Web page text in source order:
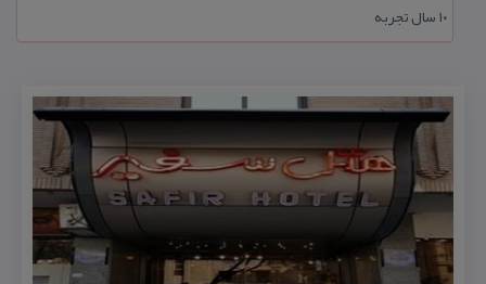
۱۰ سال تجربه